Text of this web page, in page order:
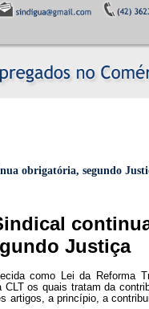
obrigatória, segundo